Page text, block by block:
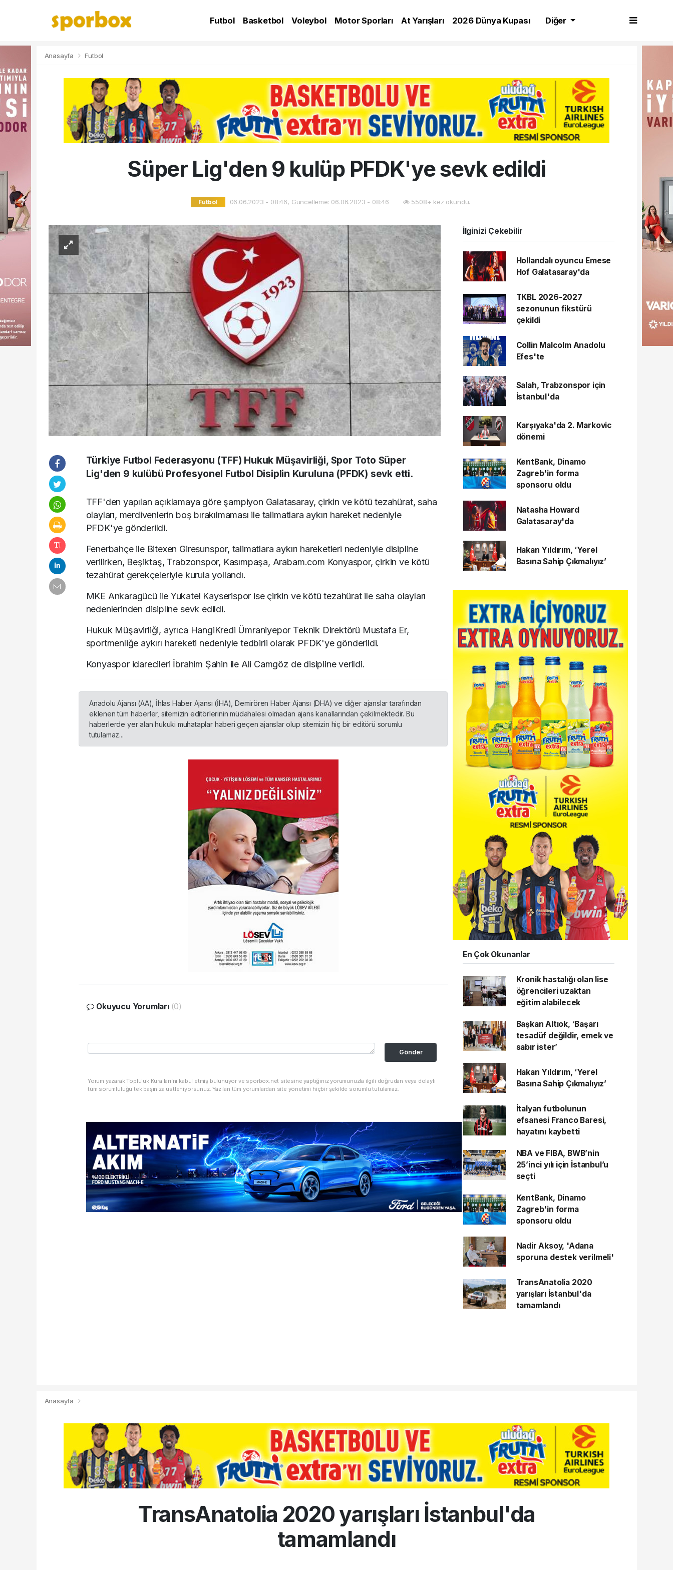
Futbol Basketbol Voleybol Motor Sporları At Yarışları
2026 Dünya Kupası
Diğer
Anasayfa Futbol
Süper Lig'den 9 kulüp PFDK'ye sevk edildi
Futbol 06.06.2023 - 08:46, Güncelleme: 06.06.2023 - 08:46 5508+ kez okundu.
Türkiye Futbol Federasyonu (TFF) Hukuk Müşavirliği, Spor Toto Süper
Lig'den 9 kulübü Profesyonel Futbol Disiplin Kuruluna (PFDK) sevk etti.
TFF'den yapılan açıklamaya göre şampiyon Galatasaray, çirkin ve kötü tezahürat, saha
olayları, merdivenlerin boş bırakılmaması ile talimatlara aykırı hareket nedeniyle
PFDK'ye gönderildi.
Fenerbahçe ile Bitexen Giresunspor, talimatlara aykırı hareketleri nedeniyle disipline
verilirken, Beşiktaş, Trabzonspor, Kasımpaşa, Arabam.com Konyaspor, çirkin ve kötü
tezahürat gerekçeleriyle kurula yollandı.
MKE Ankaragücü ile Yukatel Kayserispor ise çirkin ve kötü tezahürat ile saha olayları
nedenlerinden disipline sevk edildi.
Hukuk Müşavirliği, ayrıca HangiKredi Ümraniyepor Teknik Direktörü Mustafa Er,
sportmenliğe aykırı hareketi nedeniyle tedbirli olarak PFDK'ye gönderildi.
Konyaspor idarecileri İbrahim Şahin ile Ali Camgöz de disipline verildi.
Anadolu Ajansı (AA), İhlas Haber Ajansı (İHA), Demirören Haber Ajansı (DHA) ve diğer ajanslar tarafından
eklenen tüm haberler, sitemizin editörlerinin müdahalesi olmadan ajans kanallarından çekilmektedir. Bu
haberlerde yer alan hukuki muhataplar haberi geçen ajanslar olup sitemizin hiç bir editörü sorumlu
tutulamaz...
Okuyucu Yorumları (0)
Gönder
Yorum yazarak Topluluk Kuralları’nı kabul etmiş bulunuyor ve sporbox.net sitesine yaptığınız yorumunuzla ilgili doğrudan veya dolaylı
tüm sorumluluğu tek başınıza üstleniyorsunuz. Yazılan tüm yorumlardan site yönetimi hiçbir şekilde sorumlu tutulamaz.
İlginizi Çekebilir
Hollandalı oyuncu Emese
Hof Galatasaray'da
TKBL 2026-2027
sezonunun fikstürü
çekildi
Collin Malcolm Anadolu
Efes'te
Salah, Trabzonspor için
İstanbul'da
Karşıyaka'da 2. Markovic
dönemi
KentBank, Dinamo
Zagreb'in forma
sponsoru oldu
Natasha Howard
Galatasaray'da
Hakan Yıldırım, ‘Yerel
Basına Sahip Çıkmalıyız’
En Çok Okunanlar
Kronik hastalığı olan lise
öğrencileri uzaktan
eğitim alabilecek
Başkan Altıok, ‘Başarı
tesadüf değildir, emek ve
sabır ister’
Hakan Yıldırım, ‘Yerel
Basına Sahip Çıkmalıyız’
İtalyan futbolunun
efsanesi Franco Baresi,
hayatını kaybetti
NBA ve FIBA, BWB’nin
25’inci yılı için İstanbul’u
seçti
KentBank, Dinamo
Zagreb'in forma
sponsoru oldu
Nadir Aksoy, 'Adana
sporuna destek verilmeli'
TransAnatolia 2020
yarışları İstanbul'da
tamamlandı
Anasayfa
TransAnatolia 2020 yarışları İstanbul'da
tamamlandı